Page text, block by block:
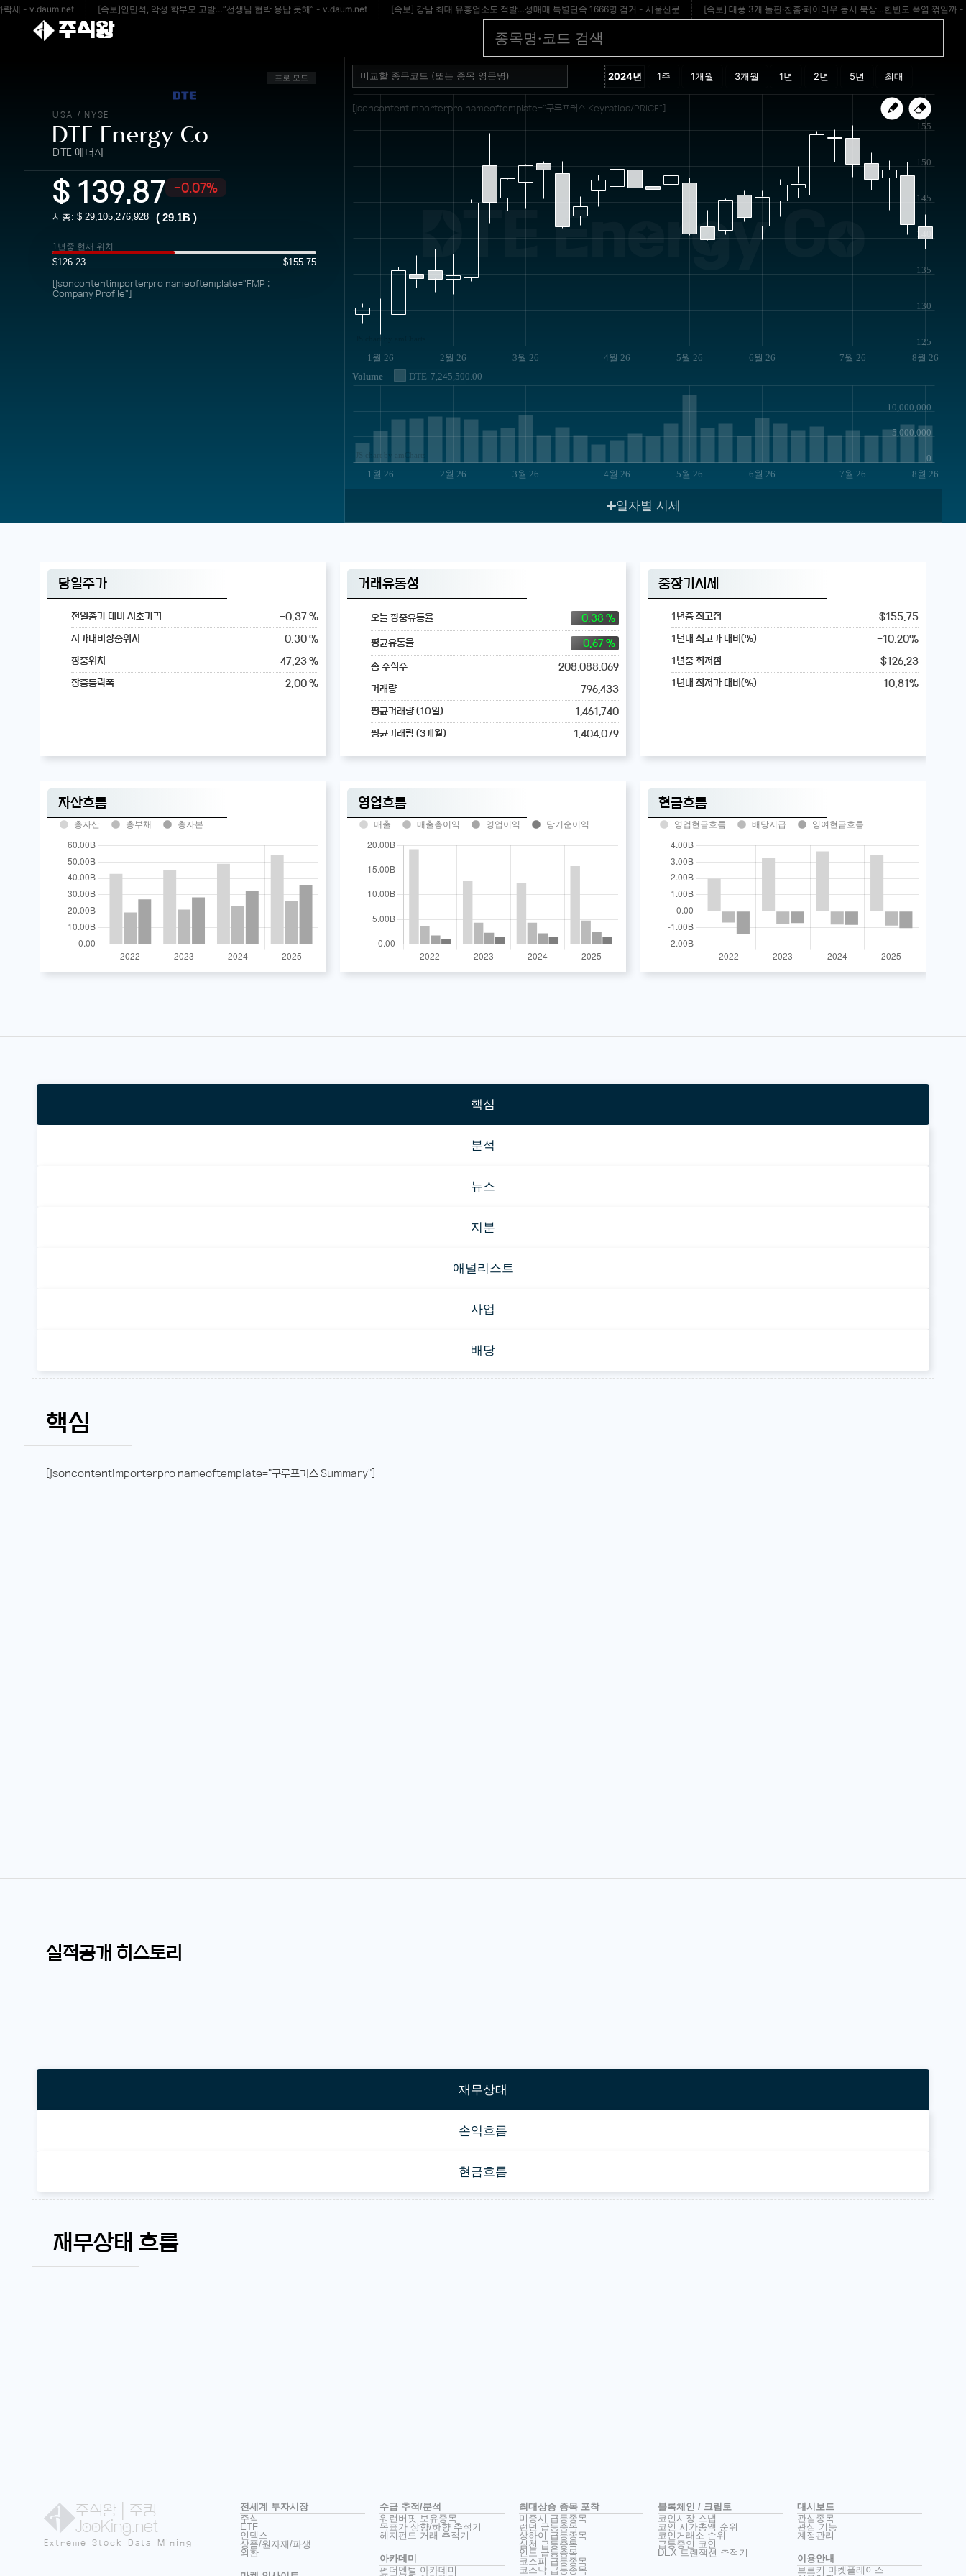
v.daum.net [속보]안민석, 악성 학부모 고발…“선생님 협박 용납 못해” - v.daum.net [속보] 강남 최대 유흥업소도 적발…성매매 특별단속 1666명 검거 - 서울신문 [속보] 태풍 3개 돌핀·찬홈·페이러우 동시 북상…한반도 폭염 꺾일까 -
주식왕
프로 모드
USA / NYSE
DTE Energy Co
DTE 에너지
$ 139.87 -0.07%
시총: $ 29,105,276,928 ( 29.1B )
1년중 현재 위치
$126.23 $155.75
[jsoncontentimporterpro nameoftemplate="FMP :
Company Profile"]
DTE Energy Co
[jsoncontentimporterpro nameoftemplate="구루포커스 Keyratios/PRICE"]
1월 26 2월 26 3월 26 4월 26 5월 26 6월 26 7월 26 8월 26
125
130
135
140
145
150
155
Volume DTE 7,245,500.00
1월 26 2월 26 3월 26 4월 26 5월 26 6월 26 7월 26 8월 26
0
5,000,000
10,000,000
일자별 시세
당일주가
전일종가 대비 시초가격 -0.37 %
시가대비장중위치 0.30 %
장중위치 47.23 %
장중등락폭 2.00 %
거래유동성
오늘 장중유통율 0.38 %
평균유통율 0.67 %
총 주식수 208,088,069
거래량 796,433
평균거래량 (10일) 1,461,740
평균거래량 (3개월) 1,404,079
중장기시세
1년중 최고점 $155.75
1년내 최고가 대비(%) -10.20%
1년중 최저점 $126.23
1년내 최저가 대비(%) 10.81%
자산흐름
총자산 총부채 총자본
영업흐름
매출 매출총이익 영업이익 당기순이익
현금흐름
영업현금흐름 배당지급 잉여현금흐름
핵심
분석
뉴스
지분
애널리스트
사업
배당
핵심
[jsoncontentimporterpro nameoftemplate="구루포커스 Summary"]
실적공개 히스토리
재무상태
손익흐름
현금흐름
재무상태 흐름
주식왕 | 주킹
JooKing.net
Extreme Stock Data Mining
전세계 투자시장
주식
ETF
인덱스
상품/원자재/파생
외환
수급 추적/분석
워런버핏 보유종목
목표가 상향/하향 추적기
헤지펀드 거래 추적기
아카데미
펀더멘털 아카데미
최대상승 종목 포착
미증시 급등종목
런던 급등종목
상하이 급등종목
심천 급등종목
인도 급등종목
코스피 급등종목
코스닥 급등종목
블록체인 / 크립토
코인시장 스냅
코인 시가총액 순위
코인거래소 순위
급등중인 코인
DEX 트랜잭션 추적기
대시보드
관심종목
관심 기능
계정관리
이용안내
브로커 마켓플레이스